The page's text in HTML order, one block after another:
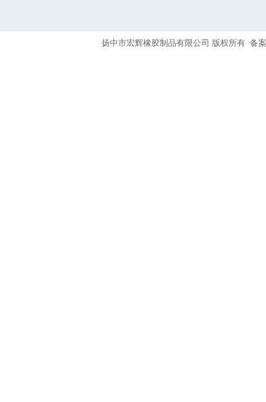
扬中市宏辉橡胶制品有限公司 版权所有 备